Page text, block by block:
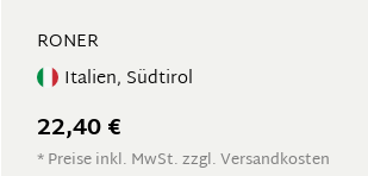
RONER
Italien, Südtirol
22,40 €
* Preise inkl. MwSt. zzgl. Versandkosten